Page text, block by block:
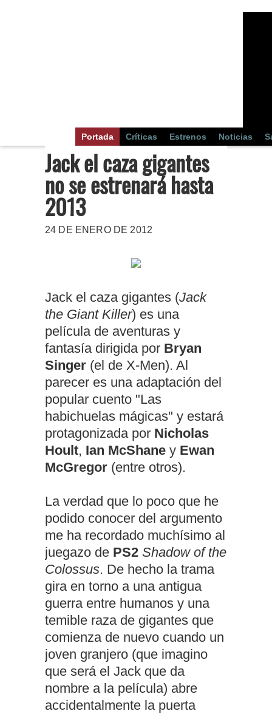
Portada Críticas Estrenos Noticias
Jack el caza gigantes
no se estrenará hasta
2013
24 DE ENERO DE 2012
Jack el caza gigantes (Jack
the Giant Killer) es una
película de aventuras y
fantasía dirigida por Bryan
Singer (el de X-Men). Al
parecer es una adaptación del
popular cuento "Las
habichuelas mágicas" y estará
protagonizada por Nicholas
Hoult, Ian McShane y Ewan
McGregor (entre otros).
La verdad que lo poco que he
podido conocer del argumento
me ha recordado muchísimo al
juegazo de PS2 Shadow of the
Colossus. De hecho la trama
gira en torno a una antigua
guerra entre humanos y una
temible raza de gigantes que
comienza de nuevo cuando un
joven granjero (que imagino
que será el Jack que da
nombre a la película) abre
accidentalmente la puerta